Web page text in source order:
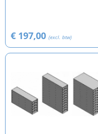
€ 197,00 (excl. btw)